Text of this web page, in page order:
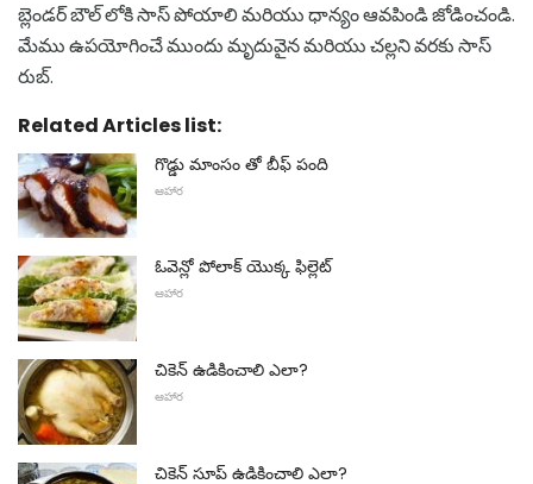
బ్లెండర్ బౌల్ లోకి సాస్ పోయాలి మరియు ధాన్యం ఆవపిండి జోడించండి.
మేము ఉపయోగించే ముందు మృదువైన మరియు చల్లని వరకు సాస్
రుబ్.
Related Articles list:
గొడ్డు మాంసం తో బీఫ్ పంది
ఆహార
ఓవెన్లో పోలాక్ యొక్క ఫిల్లెట్
ఆహార
చికెన్ ఉడికించాలి ఎలా?
ఆహార
చికెన్ సూప్ ఉడికించాలి ఎలా?